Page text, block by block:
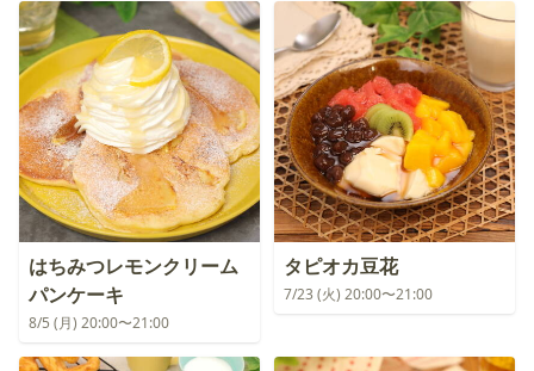
はちみつレモンクリーム
パンケーキ
8/5 (月) 20:00〜21:00
タピオカ豆花
7/23 (火) 20:00〜21:00